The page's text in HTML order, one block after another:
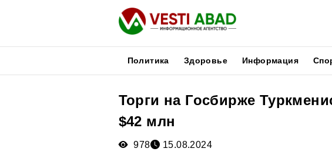
Политика Здоровье Информация
Торги на Госбирже
$42 млн
978 15.08.2024